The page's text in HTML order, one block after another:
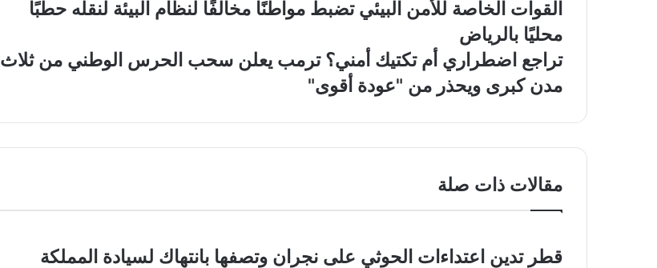
القوات
الخاصة
للأمن
البيئي
تضبط
مواطنًا
لنظام
محليًا
القوات الخاصة للأمن البيئي تضبط مواطنًا مخالفًا لنظام البيئة لنقله حطبًا
محليًا بالرياض
تراجع
اضطراري
أم
أمني؟
الحرس
مدن
تراجع اضطراري أم تكتيك أمني؟ ترمب يعلن سحب الحرس الوطني من ثلاث
مدن كبرى ويحذر من "عودة أقوى"
مقالات ذات صلة
قطر تدين اعتداءات الحوثي على نجران وتصفها بانتهاك لسيادة المملكة